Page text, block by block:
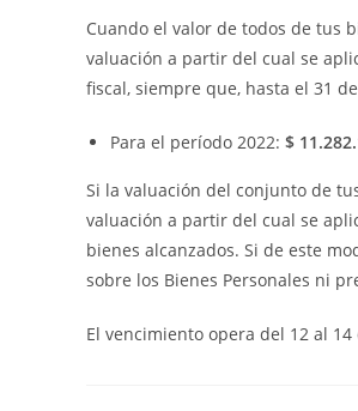
Cuando el valor de todos de tus
valuación a partir del cual se
fiscal, siempre que, hasta el 31
Para el período 2022: $
Si la valuación del conjunto de
valuación a partir del cual se
bienes alcanzados. Si de este
sobre los Bienes Personales ni
El vencimiento opera del 12 al 14